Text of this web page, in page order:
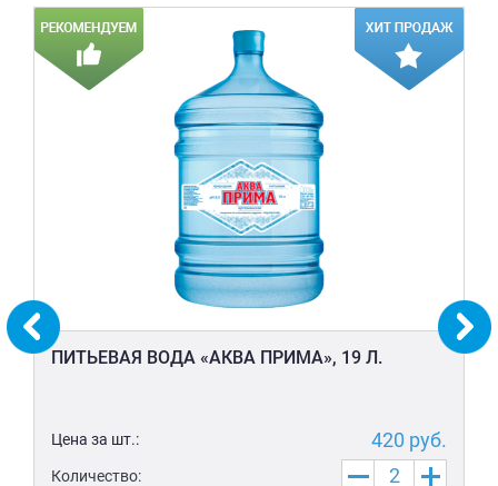
ПИТЬЕВАЯ ВОДА «АКВА ПРИМА», 19 Л.
Цена за шт.: 420 руб.
Количество: